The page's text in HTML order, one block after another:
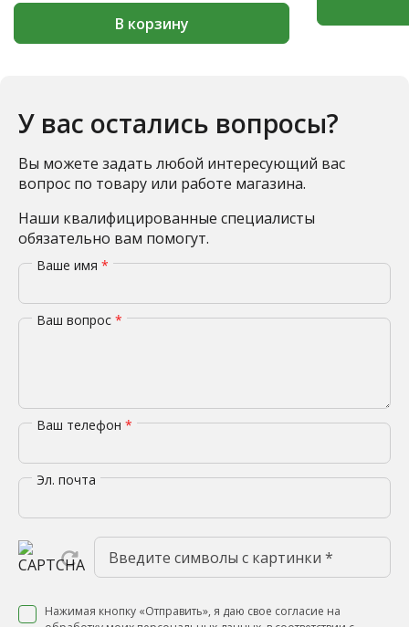
В корзину
У вас остались вопросы?
Вы можете задать любой интересующий вас
вопрос по товару или работе магазина.
Наши квалифицированные специалисты
обязательно вам помогут.
Ваше имя *
Ваш вопрос *
Ваш телефон *
Эл. почта
Нажимая кнопку «Отправить», я даю свое согласие на